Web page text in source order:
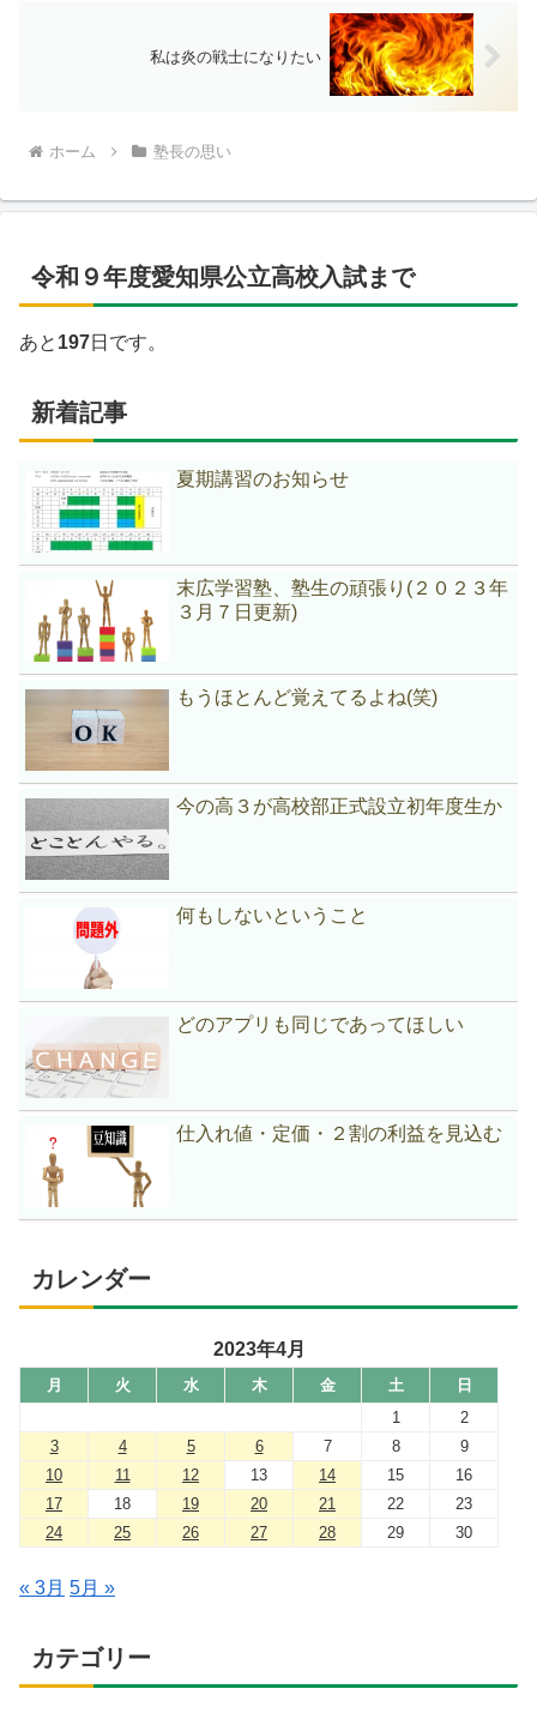
私は炎の戦士になりたい
ホーム 塾長の思い
令和９年度愛知県公立高校入試まで
あと 197日です。
新着記事
夏期講習のお知らせ
末広学習塾、塾生の頑張り(２０２３年
３月７日更新)
もうほとんど覚えてるよね(笑)
今の高３が高校部正式設立初年度生か
何もしないということ
どのアプリも同じであってほしい
仕入れ値・定価・２割の利益を見込む
カレンダー
2023年4月
月 火 水 木 金 土
日
1
2
3
4 5 6 7 8
9
10
11 12 13 14 15
16
17
18 19 20 21 22
23
24
25 26 27 28 29 30
« 3月 5月 »
カテゴリー